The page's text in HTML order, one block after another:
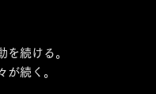
続ける。
続く。